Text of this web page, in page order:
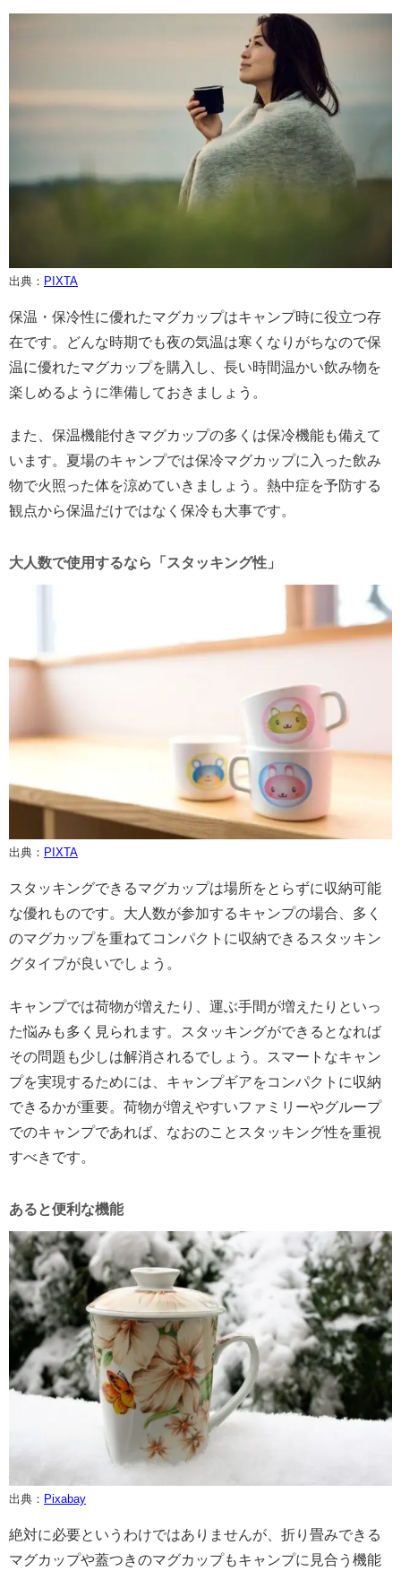
出典： PIXTA
保温・保冷性に優れたマグカップはキャンプ時に役立つ存
在です。どんな時期でも夜の気温は寒くなりがちなので保
温に優れたマグカップを購入し、長い時間温かい飲み物を
楽しめるように準備しておきましょう。
また、保温機能付きマグカップの多くは保冷機能も備えて
います。夏場のキャンプでは保冷マグカップに入った飲み
物で火照った体を涼めていきましょう。熱中症を予防する
観点から保温だけではなく保冷も大事です。
大人数で使用するなら「スタッキング性」
出典： PIXTA
スタッキングできるマグカップは場所をとらずに収納可能
な優れものです。大人数が参加するキャンプの場合、多く
のマグカップを重ねてコンパクトに収納できるスタッキン
グタイプが良いでしょう。
キャンプでは荷物が増えたり、運ぶ手間が増えたりといっ
た悩みも多く見られます。スタッキングができるとなれば
その問題も少しは解消されるでしょう。スマートなキャン
プを実現するためには、キャンプギアをコンパクトに収納
できるかが重要。荷物が増えやすいファミリーやグループ
でのキャンプであれば、なおのことスタッキング性を重視
すべきです。
あると便利な機能
出典： Pixabay
絶対に必要というわけではありませんが、折り畳みできる
マグカップや蓋つきのマグカップもキャンプに見合う機能